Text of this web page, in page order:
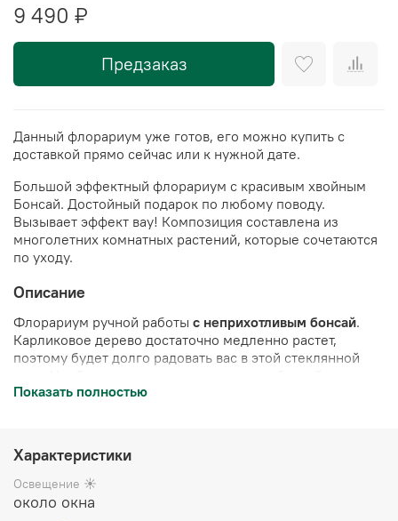
9 490 ₽
Предзаказ
Данный флорариум уже готов, его можно купить с
доставкой прямо сейчас или к нужной дате.
Большой эффектный флорариум с красивым хвойным
Бонсай. Достойный подарок по любому поводу.
Вызывает эффект вау! Композиция составлена из
многолетних комнатных растений, которые сочетаются
по уходу.
Описание
Флорариум ручной работы с неприхотливым бонсай.
Карликовое дерево достаточно медленно растет,
поэтому будет долго радовать вас в этой стеклянной
формируя крону дерева.
лет). Имитация озера выполнена из эпоксидной смолы.
Цена указана за готовый флорариум
растениями и декором), упакован в белую подарочную
Показать полностью
Характеристики
Освещение ☀️
около окна